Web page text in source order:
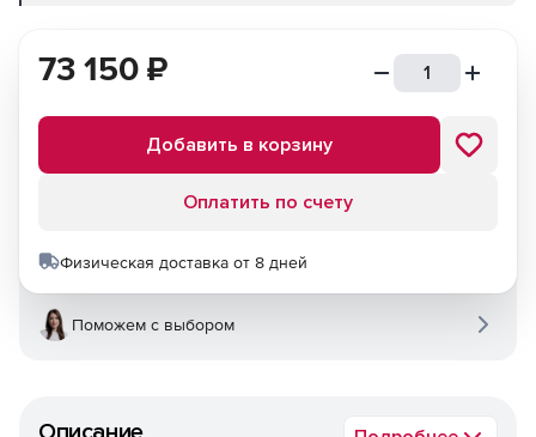
73 150 ₽
Добавить в корзину
Оплатить по счету
Физическая доставка от 8 дней
Поможем с выбором